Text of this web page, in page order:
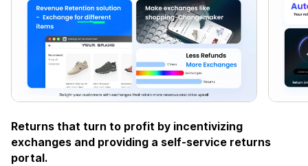
Returns that turn to profit by incentivizing
exchanges and providing a self-service returns
portal.